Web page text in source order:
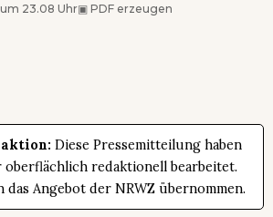
23.08 Uhr▣ PDF erzeugen
Diese Pressemitteilung haben
redaktionell bearbeitet.
Angebot der NRWZ übernommen.